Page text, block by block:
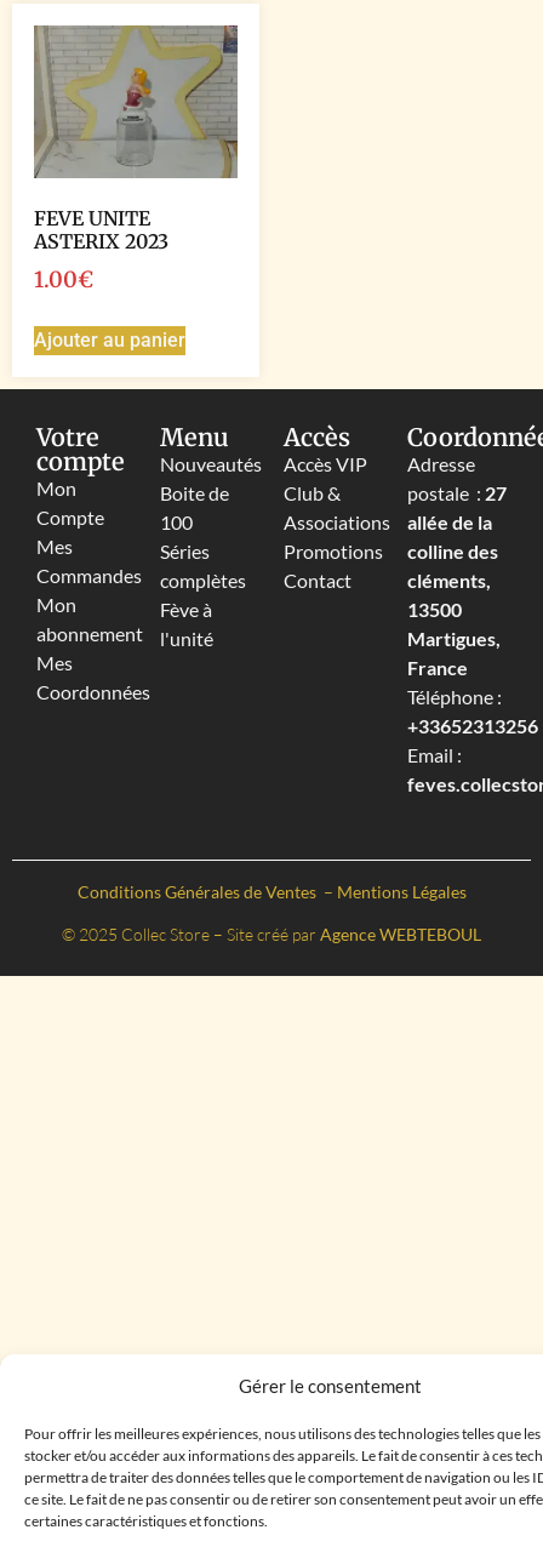
Gérer le consentement
Pour offrir les meilleures expériences, nous utilisons des technologies telles que
stocker et/ou accéder aux informations des appareils. Le fait de consentir à ces
permettra de traiter des données telles que le comportement de navigation ou les
ce site. Le fait de ne pas consentir ou de retirer son consentement peut avoir un
certaines caractéristiques et fonctions.
FEVE UNITE
ASTERIX 2023
1.00€
Ajouter au panier
Votre
compte
Mon
Compte
Mes
Commandes
Mon
abonnement
Mes
Coordonnées
Menu
Nouveautés
Boite de
100
Séries
complètes
Fève à
l'unité
Accès
Accès VIP
Club &
Associations
Promotions
Contact
Adresse
postale : 27
allée de la
colline des
cléments,
13500
Martigues,
France
Téléphone :
+33652313256‬
Email :
Conditions Générales de Ventes – Mentions Légales
© 2025 Collec Store – Site créé par Agence WEBTEBOUL